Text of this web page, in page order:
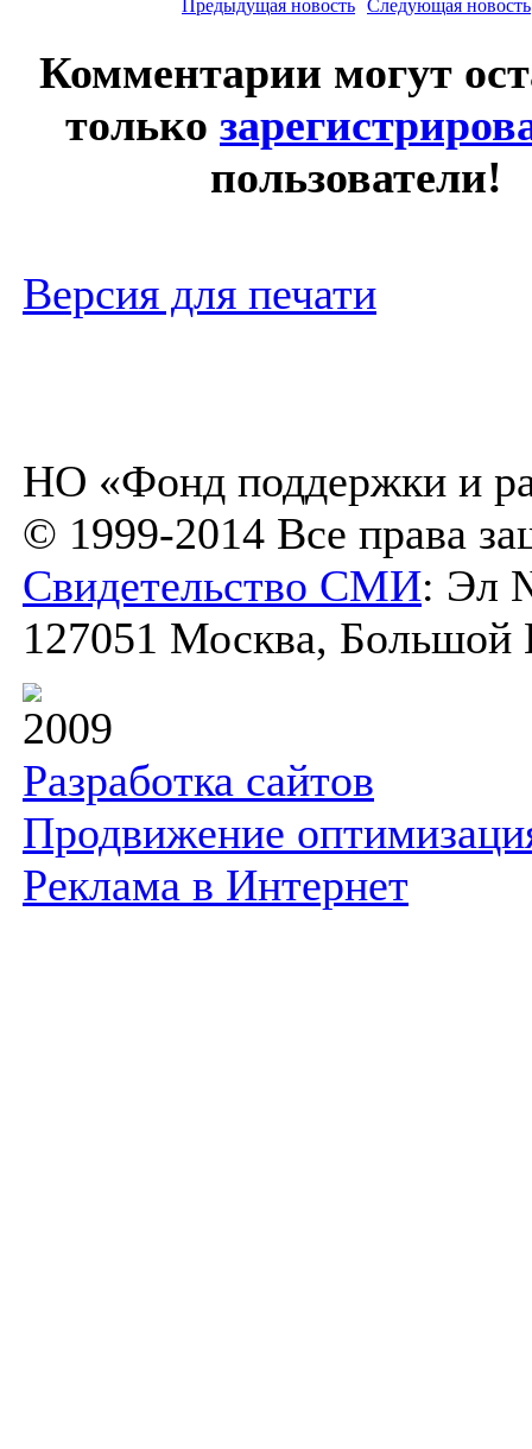
Предыдущая новость Следующая новость
Комментарии могут
только
пользователи!
Версия для печати
НО «Фонд поддержки и
© 1999-2014 Все права
Свидетельство СМИ: Эл
127051 Москва, Большой
2009
Разработка сайтов
Продвижение
Реклама в Интернет